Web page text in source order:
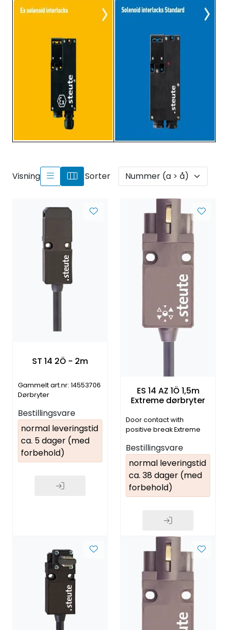
Visning Sorter
ST 14 2Ö - 2m
Gammelt art.nr: 14553706
Dørbryter
Bestillingsvare
normal leveringstid
ca. 5 dager (med
forbehold)
ES 14 AZ 1Ö 1,5m
Extreme dørbryter
Door contact with
positive break Extreme
Bestillingsvare
normal leveringstid
ca. 38 dager (med
forbehold)